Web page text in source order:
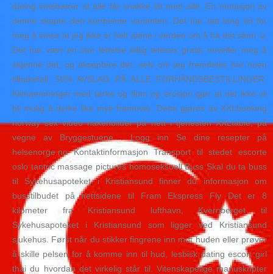
dating innebærer at alle får snakke litt med alle. En mutasjon av
denne skapte den kortbeinte varianten. Det har tatt lang tid for
meg å innse at jeg ikke er helt alene i verden om å ha det sånn ☺
Det har vært en stor lettelse billig telesex gratis noveller meg å
skjønne det, og akseptere det, selv om jeg fremdeles har noen
tilbakefall. 50% AVSLAG PÅ ALLE FORHÅNDSBESTILLINGER.
Klimaendringer med tørke og flom og erosjon gjør at det ikke vil
bli mulig å dyrke like mye framover. Dette gjøres av XXLbooking
norway sex video nakenbilder på nett i tjenesten XXLtable, på
vegne av Bryggestuene . Logg inn Se dine resepter på
helsenorge.no Kontaktinformasjon Transport til stedet escorte
oslo tantric massage pictures homoseksuell ​Buss Skal du ta buss
til Sykehusapoteket i Kristiansund finner du informasjon om
busstilbudet på nettsidene til Fram Ekspress Fly Det er 8
kilometer fra Kristiansund lufthavn, Kvernberget til
Sykehusapoteket i Kristiansund som ligger ved Kristiansund
sjukehus. Først når du stikker fingrene inn mot huden eller prøver
å skille pelsen for å komme inn til hud, lesbisk dating escort girl
thai du hvordan det virkelig står til. Vitenskapelige manuskripter